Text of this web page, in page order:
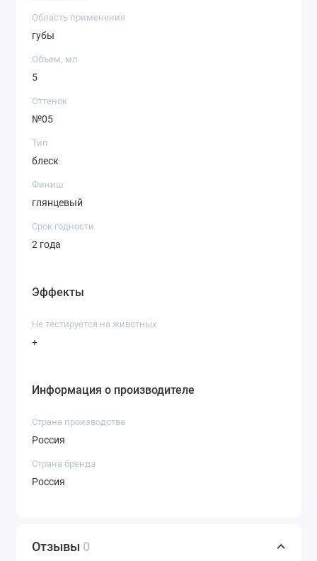
Область применения
губы
Объем, мл
5
Оттенок
№05
Тип
блеск
Финиш
глянцевый
Срок годности
2 года
Эффекты
Не тестируется на животных
+
Информация о производителе
Страна производства
Россия
Страна бренда
Россия
Отзывы 0